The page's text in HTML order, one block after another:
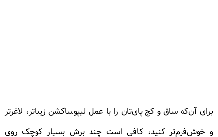
برای آن‌که ساق و کچ پای‌تان را با عمل لیپوساکشن زیباتر، لاغرتر
و خوش‌فرم‌تر کنید، کافی است چند برش بسیار کوچک روی